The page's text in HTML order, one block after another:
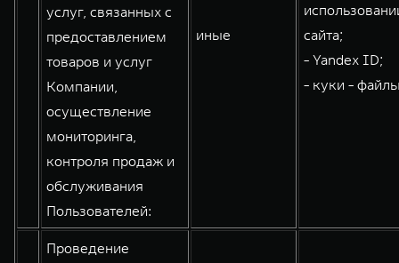
услуг, связанных с
предоставлением
товаров и услуг
Компании,
осуществление
мониторинга,
контроля продаж и
обслуживания
Пользователей:
иные
сайта;
- Yandex ID;
- куки -
Проведение